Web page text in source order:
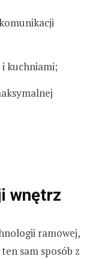
kuchniami;
wnętrz
ramowej,
sam sposób z